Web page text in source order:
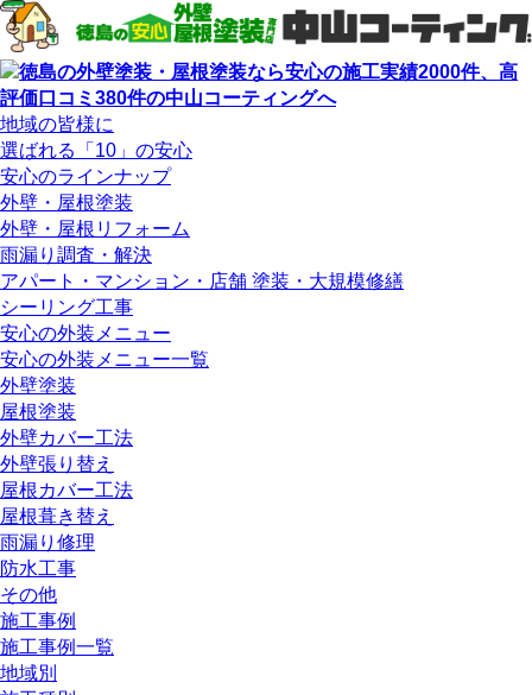
地域の皆様に
選ばれる「10」の安心
安心のラインナップ
外壁・屋根塗装
外壁・屋根リフォーム
雨漏り調査・解決
アパート・マンション・店舗 塗装・大規模修繕
シーリング工事
安心の外装メニュー
安心の外装メニュー一覧
外壁塗装
屋根塗装
外壁カバー工法
外壁張り替え
屋根カバー工法
屋根葺き替え
雨漏り修理
防水工事
その他
施工事例
施工事例一覧
地域別